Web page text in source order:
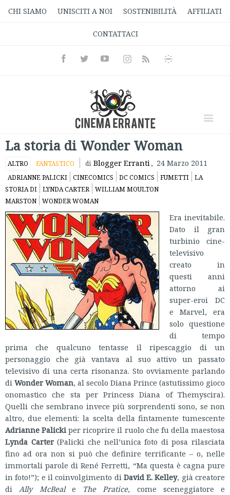
CHI SIAMO UNISCITI A NOI SOSTENIBILITÀ AFFILIATI
CONTATTACI
FacebookTwitterYoutubeInstagramRss
Informativa
La storia di Wonder Woman
ALTRO FANTASTICO di Blogger Erranti, 24 Marzo 2011
ADRIANNE PALICKI CINECOMICS DC COMICS FUMETTI
LA
STORIA DI
LYNDA CARTER
WILLIAM MOULTON
MARSTON
WONDER WOMAN
Era inevitabile.
Dato il gran
turbinio cine-
televisivo
creato in
questi anni
attorno ai
super-eroi DC
e Marvel, era
solo questione
di tempo
prima che qualcuno tentasse il ripescaggio di un
personaggio che già vantava al suo attivo un passato
televisivo di una certa risonanza. Sto ovviamente parlando
di Wonder Woman, al secolo Diana Prince (astutissimo gioco
onomastico che sta per Princess Diana of Themyscira).
Quelli che sembrano invece più sorprendenti sono, se non
altro, due elementi: la scelta della fintamente tumescente
Adrianne Palicki per ricoprire il ruolo che fu della maestosa
Lynda Carter(Palicki che nell’unica foto di posa rilasciata
fino ad ora non si può che definire terrificante – o, nelle
immortali parole di René Ferretti, “Ma questa è cagna pure
in foto!”); e il coinvolgimento di David E. Kelley, già creatore
diAlly McBeale The Pratice, come sceneggiatore e